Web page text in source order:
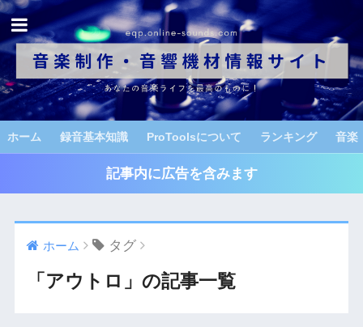
ホーム 録音基本知識 ProToolsについて ランキング 音楽
記事内に広告を含みます
ホーム タグ
「アウトロ」の記事一覧